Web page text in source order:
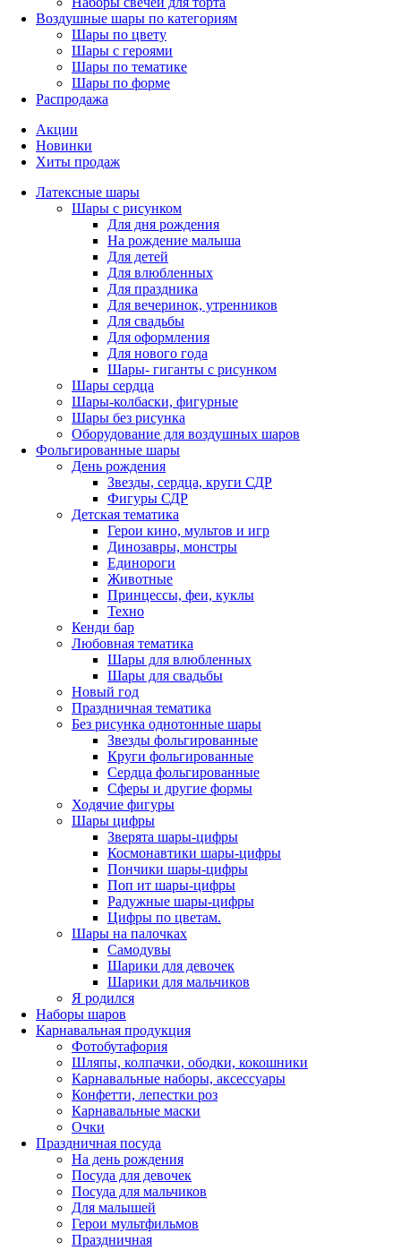
Воздушные шары по категориям
Шары по цвету
Шары с героями
Шары по тематике
Шары по форме
Распродажа
Акции
Новинки
Хиты продаж
Латексные шары
Шары с рисунком
Для дня рождения
На рождение малыша
Для детей
Для влюбленных
Для праздника
Для вечеринок, утренников
Для свадьбы
Для оформления
Для нового года
Шары- гиганты с рисунком
Шары сердца
Шары-колбаски, фигурные
Шары без рисунка
Оборудование для воздушных шаров
Фольгированные шары
День рождения
Звезды, сердца, круги СДР
Фигуры СДР
Детская тематика
Герои кино, мультов и игр
Динозавры, монстры
Единороги
Животные
Принцессы, феи, куклы
Техно
Кенди бар
Любовная тематика
Шары для влюбленных
Шары для свадьбы
Новый год
Праздничная тематика
Без рисунка однотонные шары
Звезды фольгированные
Круги фольгированные
Сердца фольгированные
Сферы и другие формы
Ходячие фигуры
Шары цифры
Зверята шары-цифры
Космонавтики шары-цифры
Пончики шары-цифры
Поп ит шары-цифры
Радужные шары-цифры
Цифры по цветам.
Шары на палочках
Самодувы
Шарики для девочек
Шарики для мальчиков
Я родился
Наборы шаров
Карнавальная продукция
Фотобутафория
Шляпы, колпачки, ободки, кокошники
Карнавальные наборы, аксессуары
Конфетти, лепестки роз
Карнавальные маски
Очки
Праздничная посуда
На день рождения
Посуда для девочек
Посуда для мальчиков
Для малышей
Герои мультфильмов
Праздничная